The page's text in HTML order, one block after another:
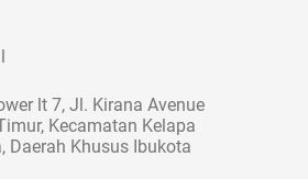
lt 7, Jl. Kirana Avenue
Kecamatan Kelapa
Daerah Khusus Ibukota